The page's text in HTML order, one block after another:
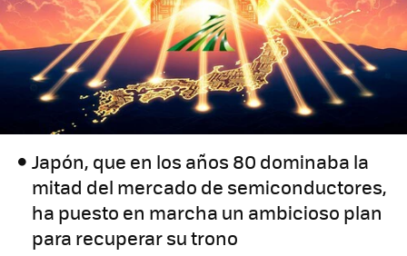
Japón, que en los años 80 dominaba la
mitad del mercado de semiconductores,
ha puesto en marcha un ambicioso plan
para recuperar su trono